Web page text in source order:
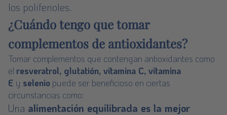
los polifenoles.
¿Cuándo tengo que tomar
complementos de antioxidantes?
Tomar complementos que contengan antioxidantes como
el resveratrol, glutatión, vitamina C, vitamina
E y selenio puede ser beneficioso en ciertas
circunstancias como:
Una alimentación equilibrada es la mejor